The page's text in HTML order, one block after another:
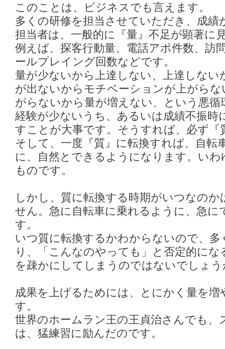
このことは、ビジネスでも言えます。
多くの研修を担当させていただき、成績
担当者は、一般的に『量』不足が顕著に
例えば、探客行動量、電話アポ件数、訪
ールプレイング回数などです。
量が少ないから上達しない、上達しない
が出ないからモチベーションが上がら
がらないから量が増えない、という悪
経験が少ないうち、あるいは成績不振時
すことが大事です。そうすれば、必ず『
そして、一度『質』に転換すれば、自転
に、自然とできるようになります。い
ものです。
しかし、質に転換する時期がいつなの
せん。急に自転車に乗れるように、急
す。
いつ質に転換するかわからないので、
り、「こんなのやっても」と否定的に
を疎かにしてしまうのではないでしょう
成果を上げるためには、とにかく量を増
す。
世界のホームラン王の王貞治さんでも、
は、猛練習に励んだのです。